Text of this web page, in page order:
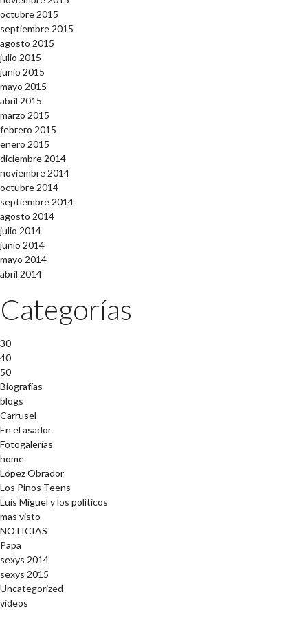
octubre 2015
septiembre 2015
agosto 2015
julio 2015
junio 2015
mayo 2015
abril 2015
marzo 2015
febrero 2015
enero 2015
diciembre 2014
noviembre 2014
octubre 2014
septiembre 2014
agosto 2014
julio 2014
junio 2014
mayo 2014
abril 2014
Categorías
30
40
50
Biografías
blogs
Carrusel
En el asador
Fotogalerías
home
López Obrador
Los Pinos Teens
Luis Miguel y los políticos
mas visto
NOTICIAS
Papa
sexys 2014
sexys 2015
Uncategorized
videos